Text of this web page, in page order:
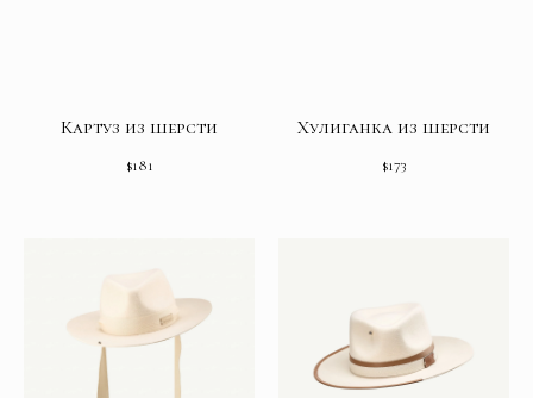
Картуз из шерсти
$181
Хулиганка из шерсти
$173